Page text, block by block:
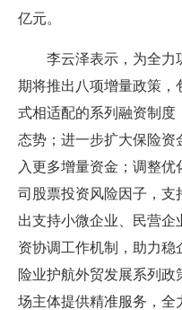
亿元。
李云泽表示，为全力
期将推出八项增量政策，
式相适配的系列融资制度
态势；进一步扩大保险资
入更多增量资金；调整
司股票投资风险因子，支
出支持小微企业、民营企
资协调工作机制，助力稳
险业护航外贸发展系列
场主体提供精准服务，全